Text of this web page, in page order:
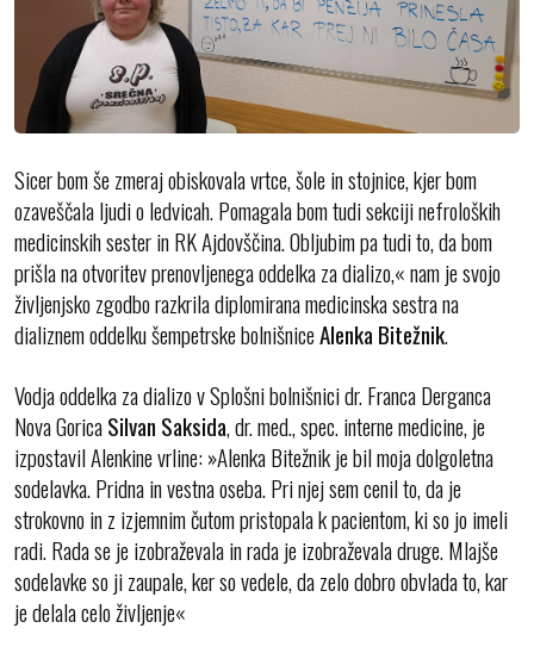
Sicer bom še zmeraj obiskovala vrtce, šole in stojnice, kjer bom
ozaveščala ljudi o ledvicah. Pomagala bom tudi sekciji nefroloških
medicinskih sester in RK Ajdovščina. Obljubim pa tudi to, da bom
prišla na otvoritev prenovljenega oddelka za dializo,« nam je svojo
življenjsko zgodbo razkrila diplomirana medicinska sestra na
dializnem oddelku šempetrske bolnišniceAlenka Bitežnik.
Vodja oddelka za dializo v Splošni bolnišnici dr. Franca Derganca
Nova GoricaSilvan Saksida, dr. med., spec. interne medicine, je
izpostavil Alenkine vrline: »Alenka Bitežnik je bil moja dolgoletna
sodelavka. Pridna in vestna oseba. Pri njej sem cenil to, da je
strokovno in z izjemnim čutom pristopala k pacientom, ki so jo imeli
radi. Rada se je izobraževala in rada je izobraževala druge. Mlajše
sodelavke so ji zaupale, ker so vedele, da zelo dobro obvlada to, kar
je delala celo življenje«